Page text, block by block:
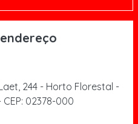
244 - Horto Florestal -
CEP: 02378-000